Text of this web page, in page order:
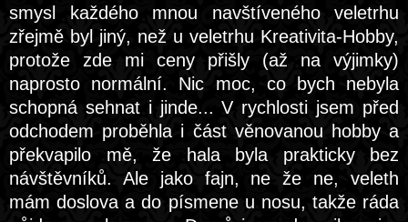
smysl každého mnou navštíveného veletrhu
zřejmě byl jiný, než u veletrhu Kreativita-Hobby,
protože zde mi ceny přišly (až na výjimky)
naprosto normální. Nic moc, co bych nebyla
schopná sehnat i jinde... V rychlosti jsem před
odchodem proběhla i část věnovanou hobby a
překvapilo mě, že hala byla prakticky bez
návštěvníků. Ale jako fajn, ne že ne, veleth
mám doslova a do písmene u nosu, takže ráda